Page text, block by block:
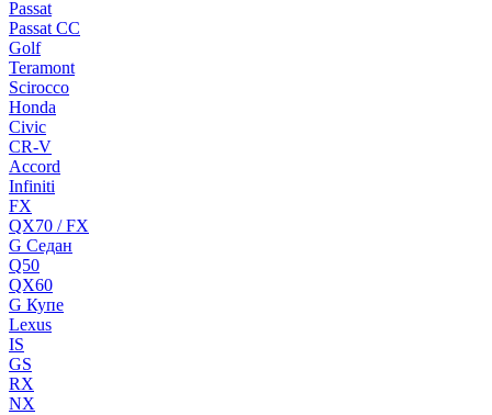
Passat
Passat CC
Golf
Teramont
Scirocco
Honda
Civic
CR-V
Accord
Infiniti
FX
QX70 / FX
G Cедан
Q50
QX60
G Купе
Lexus
IS
GS
RX
NX